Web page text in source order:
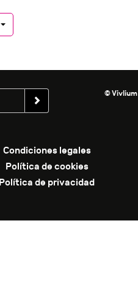
© Vivlium
Condiciones legales
Política de cookies
Política de privacidad